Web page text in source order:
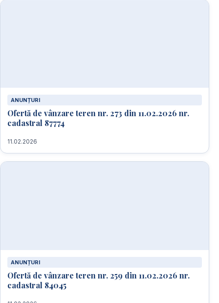
ANUNȚURI
Ofertă de vânzare teren nr. 273 din 11.02.2026 nr.
cadastral 87774
11.02.2026
ANUNȚURI
Ofertă de vânzare teren nr. 259 din 11.02.2026 nr.
cadastral 84045